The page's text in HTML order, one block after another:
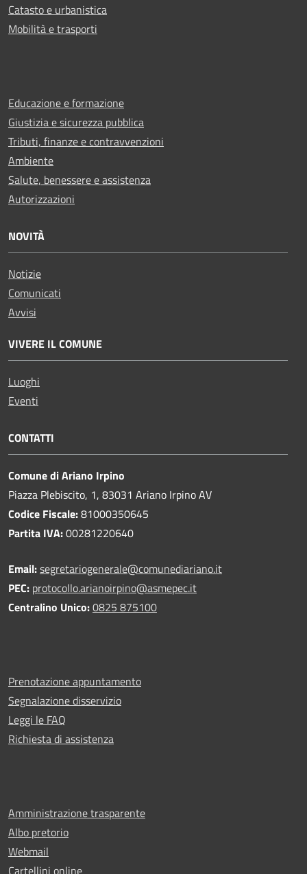
Catasto e urbanistica
Mobilità e trasporti
Educazione e formazione
Giustizia e sicurezza pubblica
Tributi, finanze e contravvenzioni
Ambiente
Salute, benessere e assistenza
Autorizzazioni
NOVITÀ
Notizie
Comunicati
Avvisi
VIVERE IL COMUNE
Luoghi
Eventi
CONTATTI
Comune di Ariano Irpino
Piazza Plebiscito, 1, 83031 Ariano Irpino AV
Codice Fiscale:81000350645
Partita IVA:00281220640
Email:segretariogenerale@comunediariano.it
PEC: protocollo.arianoirpino@asmepec.it
Centralino Unico:0825 875100
Prenotazione appuntamento
Segnalazione disservizio
Leggi le FAQ
Richiesta di assistenza
Amministrazione trasparente
Albo pretorio
Webmail
Cartellini online